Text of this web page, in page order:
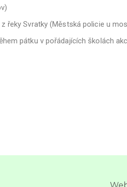
řeky Svratky (Městská policie u
pátku v pořádajících školách